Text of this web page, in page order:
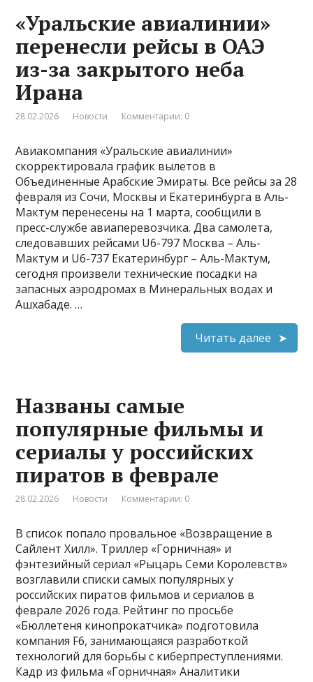
«Уральские авиалинии»
перенесли рейсы в ОАЭ
из-за закрытого неба
Ирана
28.02.2026 Новости Комментарии: 0
Авиакомпания «Уральские авиалинии»
скорректировала график вылетов в
Объединенные Арабские Эмираты. Все рейсы за 28
февраля из Сочи, Москвы и Екатеринбурга в Аль-
Мактум перенесены на 1 марта, сообщили в
пресс-службе авиаперевозчика. Два самолета,
следовавших рейсами U6-797 Москва – Аль-
Мактум и U6-737 Екатеринбург – Аль-Мактум,
сегодня произвели технические посадки на
запасных аэродромах в Минеральных водах и
Ашхабаде. …
Читать далее
Названы самые
популярные фильмы и
сериалы у российских
пиратов в феврале
28.02.2026 Новости Комментарии: 0
В список попало провальное «Возвращение в
Сайлент Хилл». Триллер «Горничная» и
фэнтезийный сериал «Рыцарь Семи Королевств»
возглавили списки самых популярных у
российских пиратов фильмов и сериалов в
феврале 2026 года. Рейтинг по просьбе
«Бюллетеня кинопрокатчика» подготовила
компания F6, занимающаяся разработкой
технологий для борьбы с киберпреступлениями.
Кадр из фильма «Горничная» Аналитики